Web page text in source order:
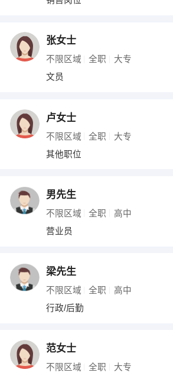
张女士
不限区域 全职 大专
文员
卢女士
不限区域 全职 大专
其他职位
男先生
不限区域 全职 高中
营业员
梁先生
不限区域 全职 高中
行政/后勤
范女士
不限区域 全职 大专